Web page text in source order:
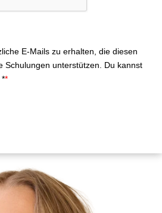
E-Mails zu erhalten, die diesen
Schulungen unterstützen. Du kannst
**